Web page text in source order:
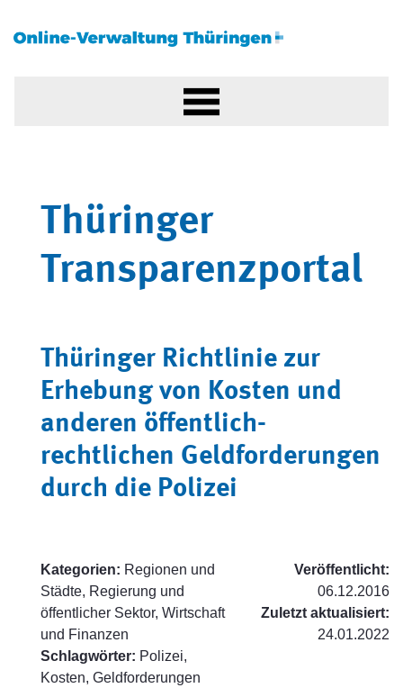
Thüringer
Transparenzportal
Thüringer Richtlinie zur
Erhebung von Kosten und
anderen öffentlich-
rechtlichen Geldforderungen
durch die Polizei
Kategorien: Regionen und
Städte, Regierung und
öffentlicher Sektor, Wirtschaft
und Finanzen
Schlagwörter: Polizei,
Kosten, Geldforderungen
Veröffentlicht:
06.12.2016
Zuletzt aktualisiert:
24.01.2022